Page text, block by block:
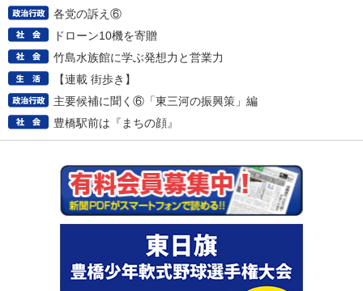
各党の訴え⑥
ドローン10機を寄贈
竹島水族館に学ぶ発想力と営業力
【連載 街歩き】
主要候補に聞く⑥「東三河の振興策」編
豊橋駅前は『まちの顔』